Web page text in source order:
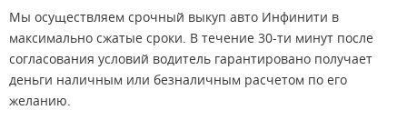
Мы осуществляем срочный выкуп авто Инфинити в
максимально сжатые сроки. В течение 30-ти минут после
согласования условий водитель гарантировано получает
деньги наличным или безналичным расчетом по его
желанию.